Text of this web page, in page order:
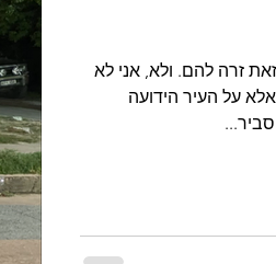
זרה להם. ולא, אני לא
על העיר הידועה